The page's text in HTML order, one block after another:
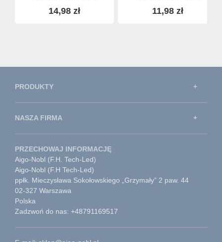
14,98 zł 11,98 zł
PRODUKTY
NASZA FIRMA
PRZECHOWAJ INFORMACJĘ
Aigo-Nobl (F.H. Tech-Led)
Aigo-Nobl (F.H Tech-Led)
ppłk. Mieczysława Sokołowskiego „Grzymały” 2 paw. 44
02-327 Warszawa
Polska
Zadzwoń do nas: +48791169517